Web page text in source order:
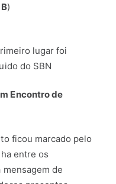
)
lugar foi
do SBN
Encontro de
ficou marcado pelo
entre os
mensagem de